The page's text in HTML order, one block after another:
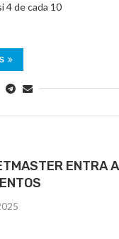
4 de cada 10
ENTRA A